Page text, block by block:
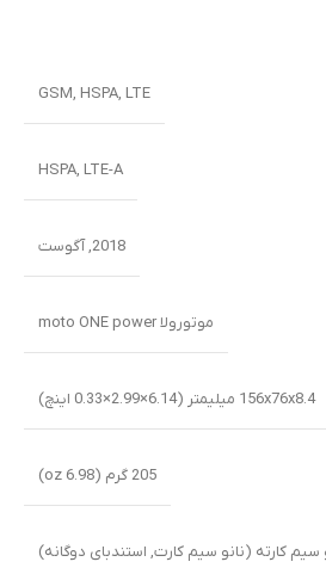
GSM, HSPA, LTE
HSPA, LTE-A
2018
,آگوست
موتورولا moto ONE power
156x76x8.4 میلیمتر (6.14×2.99×0.33 اینچ)
205 گرم (6.98 oz)
کارته (نانو سیم کارت, استندبای دوگانه)